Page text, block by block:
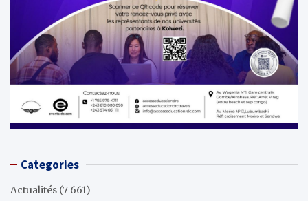
Categories
Actualités (7 661)